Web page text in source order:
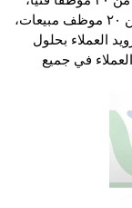
وأكثر من ٣٠ موظفًا لخدمة ما بعد البيع، وأكثر من ٢٠ موظف مبيعات،
العملاء بحلول
في جميع